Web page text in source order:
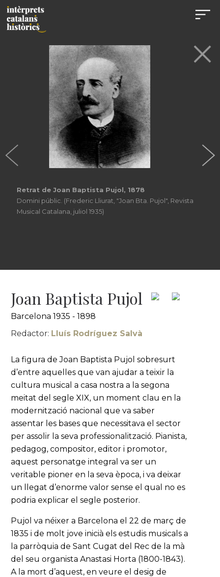
Retrat de Joan Baptista Pujol, 1878
Domini públic. (Frederic Lliurat, "Joan Bta. Pujol", Revista
Musical Catalana, juliol 1935)
Joan Baptista Pujol
Barcelona 1935 - 1898
Redactor: Lluís Rodríguez Salvà
La figura de Joan Baptista Pujol sobresurt
d’entre aquelles que van ajudar a teixir la
cultura musical a casa nostra a la segona
meitat del segle XIX, un moment clau en la
modernització nacional que va saber
assentar les bases que necessitava el sector
per assolir la seva professionalització. Pianista,
pedagog, compositor, editor i promotor,
aquest personatge integral va ser un
veritable pioner en la seva època, i va deixar
un llegat d’enorme valor sense el qual no es
podria explicar el segle posterior.
Pujol va néixer a Barcelona el 22 de març de
1835 i de molt jove inicià els estudis musicals a
la parròquia de Sant Cugat del Rec de la mà
del seu organista Anastasi Horta (1800-1843).
A la mort d’aquest, en veure el desig de